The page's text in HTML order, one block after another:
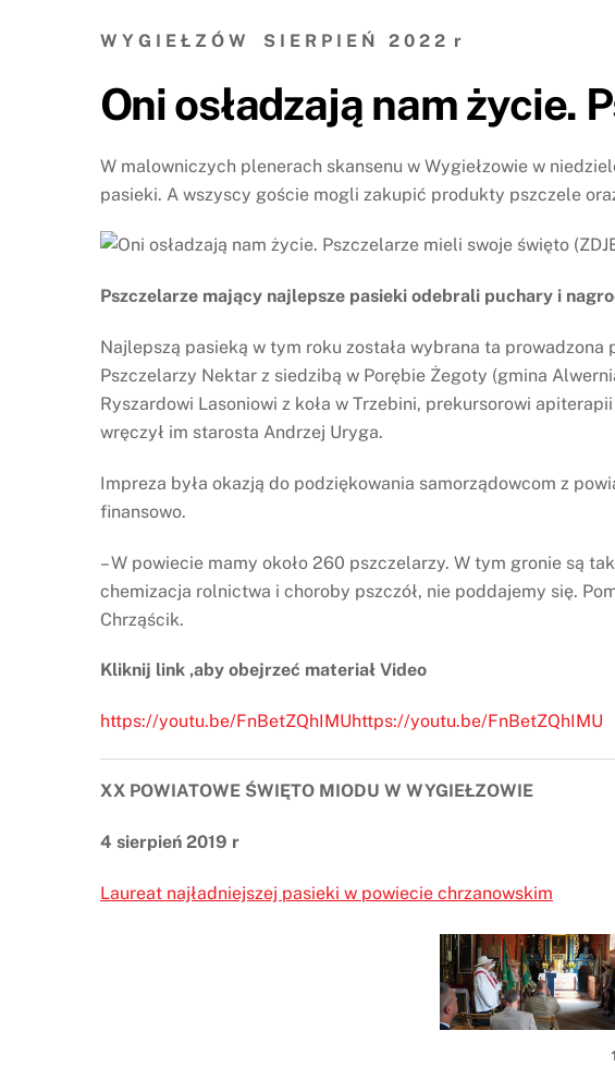
W Y G I E Ł Z Ó W S I E R P I E Ń 2 0 2 2 r
Oni osładzają nam życie.
W malowniczych plenerach skansenu w Wygiełzowie w
pasieki. A wszyscy goście mogli zakupić produkty pszczele
Pszczelarze mający najlepsze pasieki odebrali puchary i
Najlepszą pasieką w tym roku została wybrana ta
Pszczelarzy Nektar z siedzibą w Porębie Żegoty (gmina
Ryszardowi Lasoniowi z koła w Trzebini, prekursorowi
wręczył im starosta Andrzej Uryga.
Impreza była okazją do podziękowania samorządowcom z
finansowo.
– W powiecie mamy około 260 pszczelarzy. W tym gronie są
chemizacja rolnictwa i choroby pszczół, nie poddajemy się.
Chrząścik.
Kliknij link ,aby obejrzeć materiał Video
https://youtu.be/FnBetZQhIMUhttps://youtu.be/FnBetZQhIMU
XX POWIATOWE ŚWIĘTO MIODU W WYGIEŁZOWIE
4 sierpień 2019 r
Laureat najładniejszej pasieki w powiecie chrzanowskim